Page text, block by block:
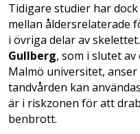
Tidigare studier har
mellan åldersrelaterade
i övriga delar av
Gullberg, som i slutet
Malmö universitet,
tandvården kan
är i riskzonen för att
benbrott.